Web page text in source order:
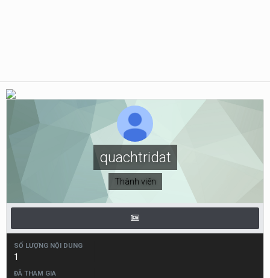
quachtridat
Thành viên
SỐ LƯỢNG NỘI DUNG
1
ĐÃ THAM GIA